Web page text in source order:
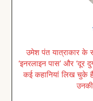
उमेश पंत यात्राकार के
‘इनरलाइन पास’ और
कई कहानियां लिख चुके